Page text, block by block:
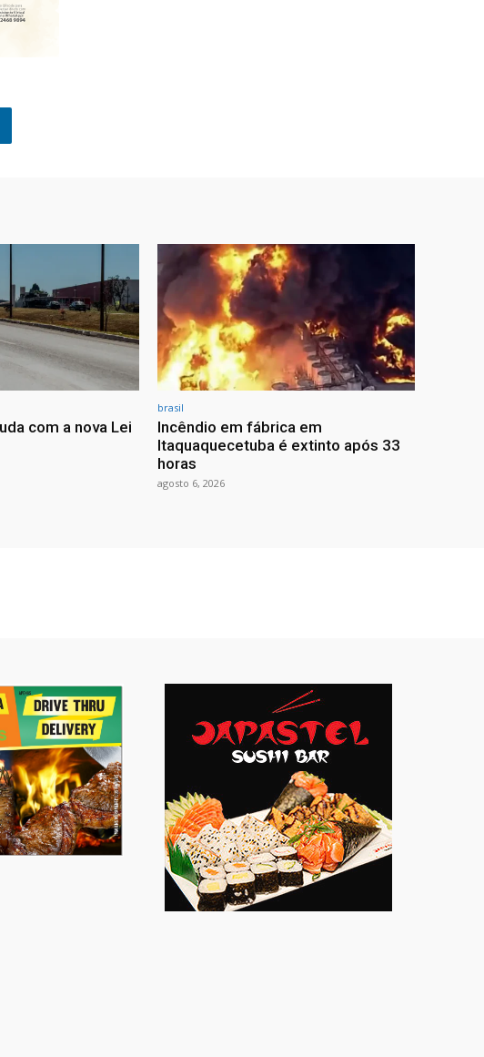
com a nova Lei
brasil
Incêndio em fábrica em
Itaquaquecetuba é extinto após 33
horas
agosto 6, 2026